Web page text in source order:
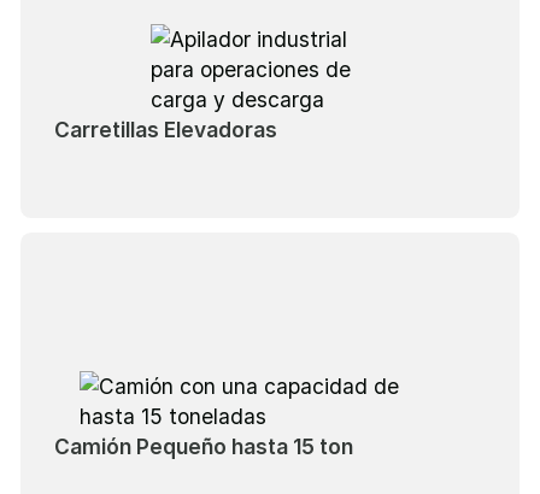
Carretillas Elevadoras
Camión Pequeño hasta 15 ton